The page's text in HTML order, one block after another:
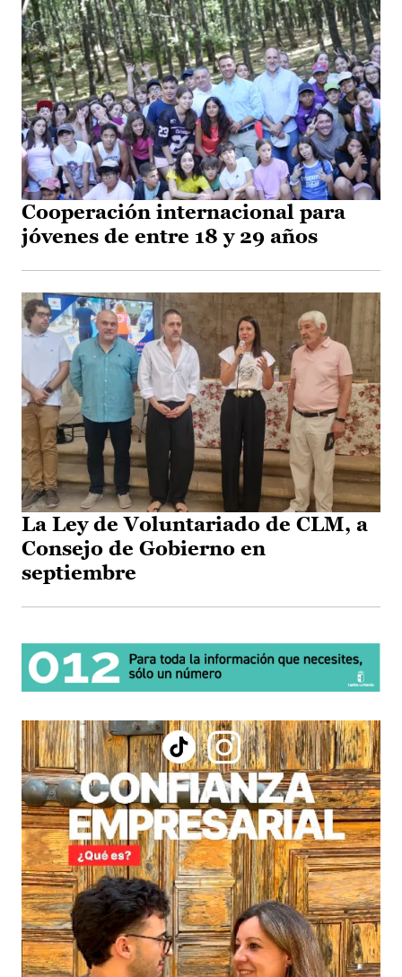
Cooperación internacional para
jóvenes de entre 18 y 29 años
La Ley de Voluntariado de CLM, a
Consejo de Gobierno en
septiembre